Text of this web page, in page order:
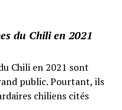
du Chili en 2021
Chili en 2021 sont
public. Pourtant, ils
chiliens cités